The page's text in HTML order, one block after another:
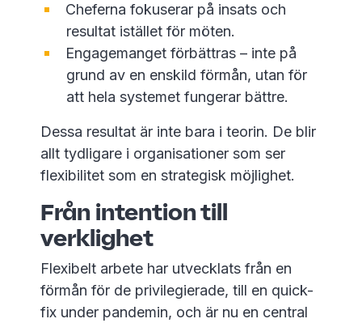
Cheferna fokuserar på insats och
resultat istället för möten.
Engagemanget förbättras – inte på
grund av en enskild förmån, utan för
att hela systemet fungerar bättre.
Dessa resultat är inte bara i teorin. De blir
allt tydligare i organisationer som ser
flexibilitet som en strategisk möjlighet.
Från intention till
verklighet
Flexibelt arbete har utvecklats från en
förmån för de privilegierade, till en quick-
fix under pandemin, och är nu en central